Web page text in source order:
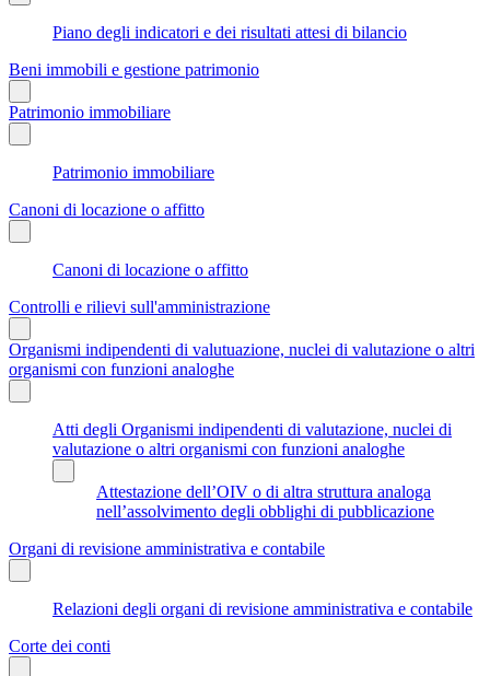
Piano degli indicatori e dei risultati attesi di bilancio
Beni immobili e gestione patrimonio
Patrimonio immobiliare
Patrimonio immobiliare
Canoni di locazione o affitto
Canoni di locazione o affitto
Controlli e rilievi sull'amministrazione
Organismi indipendenti di valutuazione, nuclei di valutazione o altri
organismi con funzioni analoghe
Atti degli Organismi indipendenti di valutazione, nuclei di
valutazione o altri organismi con funzioni analoghe
Attestazione dell’OIV o di altra struttura analoga
nell’assolvimento degli obblighi di pubblicazione
Organi di revisione amministrativa e contabile
Relazioni degli organi di revisione amministrativa e contabile
Corte dei conti